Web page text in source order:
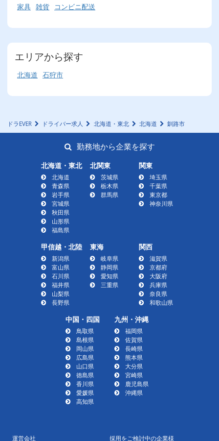
家具 雑貨 コンビニ配送
エリアから探す
北海道 石狩市
ドラEVER ドライバー求人 北海道・東北 北海道 釧路市
勤務地から企業を探す
北海道・東北
北海道
青森県
岩手県
宮城県
秋田県
山形県
福島県
北関東
茨城県
栃木県
群馬県
関東
埼玉県
千葉県
東京都
神奈川県
甲信越・北陸
新潟県
富山県
石川県
福井県
山梨県
長野県
東海
岐阜県
静岡県
愛知県
三重県
関西
滋賀県
京都府
大阪府
兵庫県
奈良県
和歌山県
中国・四国
鳥取県
島根県
岡山県
広島県
山口県
徳島県
香川県
愛媛県
高知県
九州・沖縄
福岡県
佐賀県
長崎県
熊本県
大分県
宮崎県
鹿児島県
沖縄県
運営会社 採用をご検討中の企業様